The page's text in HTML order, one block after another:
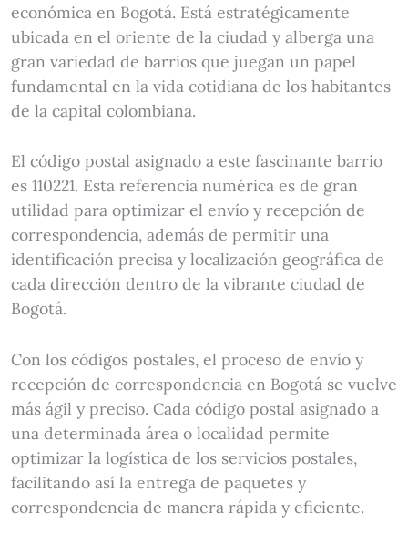
económica en Bogotá. Está estratégicamente
ubicada en el oriente de la ciudad y alberga una
gran variedad de barrios que juegan un papel
fundamental en la vida cotidiana de los habitantes
de la capital colombiana.
El código postal asignado a este fascinante barrio
es 110221. Esta referencia numérica es de gran
utilidad para optimizar el envío y recepción de
correspondencia, además de permitir una
identificación precisa y localización geográfica de
cada dirección dentro de la vibrante ciudad de
Bogotá.
Con los códigos postales, el proceso de envío y
recepción de correspondencia en Bogotá se vuelve
más ágil y preciso. Cada código postal asignado a
una determinada área o localidad permite
optimizar la logística de los servicios postales,
facilitando así la entrega de paquetes y
correspondencia de manera rápida y eficiente.